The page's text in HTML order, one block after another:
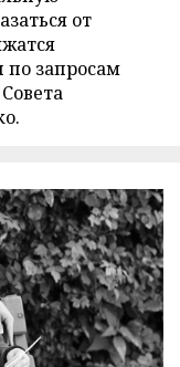
от
по запросам